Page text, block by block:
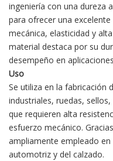
ingeniería con una dureza
para ofrecer una
mecánica, elasticidad y
material destaca por su
desempeño en
Uso
Se utiliza en la fabricación
industriales, ruedas,
que requieren alta
esfuerzo mecánico.
ampliamente empleado
automotriz y del calzado.